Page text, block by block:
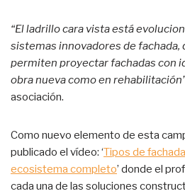
“El ladrillo cara vista está
sistemas innovadores de fachada,
permiten proyectar fachadas con
obra nueva como en
asociación.
Como nuevo elemento de esta
publicado el vídeo: ‘Tipos de
ecosistema completo’ donde el
cada una de las soluciones